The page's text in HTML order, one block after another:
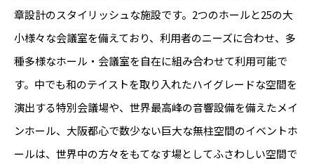
章設計のスタイリッシュな施設です。2つのホールと25の大
小様々な会議室を備えており、利用者のニーズに合わせ、多
種多様なホール・会議室を自在に組み合わせて利用可能で
す。中でも和のテイストを取り入れたハイグレードな空間を
演出する特別会議場や、世界最高峰の音響設備を備えたメイ
ンホール、大阪都心で数少ない巨大な無柱空間のイベントホ
ールは、世界中の方々をもてなす場としてふさわしい空間で